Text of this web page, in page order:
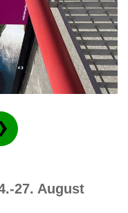
27. August